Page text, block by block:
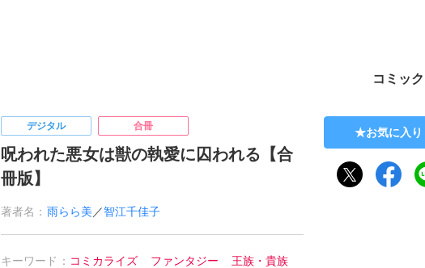
コミック
デジタル 合冊
呪われた悪女は獣の執愛に囚われる【合
冊版】
著者名： 雨らら美 ／智江千佳子
キーワード： コミカライズ ファンタジー
王族・貴族
お気に入り